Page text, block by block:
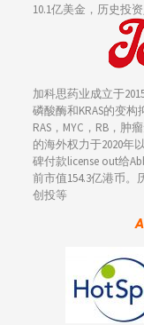
10.1亿美金，历史投
加科思药业成立于
磷酸酶和KRAS的变
RAS，MYC，RB，肿
的海外权力于2020年
碑付款license out给
前市值154.3亿港币
创投等